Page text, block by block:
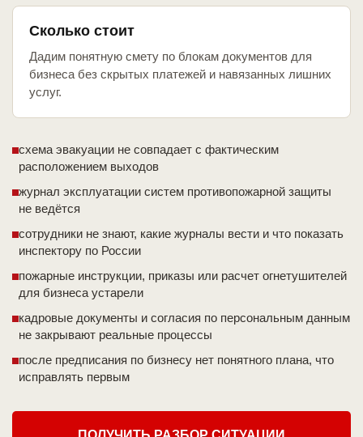
Сколько стоит
Дадим понятную смету по блокам документов для
бизнеса без скрытых платежей и навязанных лишних
услуг.
схема эвакуации не совпадает с фактическим
расположением выходов
журнал эксплуатации систем противопожарной защиты
не ведётся
сотрудники не знают, какие журналы вести и что показать
инспектору по России
пожарные инструкции, приказы или расчет огнетушителей
для бизнеса устарели
кадровые документы и согласия по персональным данным
не закрывают реальные процессы
после предписания по бизнесу нет понятного плана, что
исправлять первым